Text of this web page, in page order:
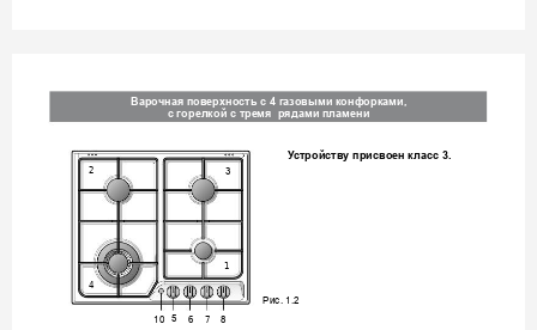
Варочная поверхность с 4 газовыми конфорками,
с горелкой с тремя  рядами пламени
Устройству присвоен класс 3.
2 3
1
4
Рис. 1.2
10 5 8
7
6